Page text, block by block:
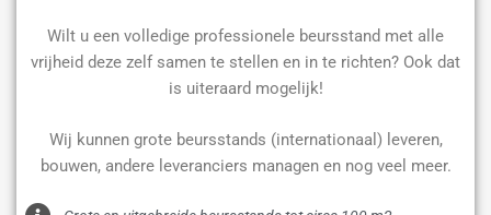
Wilt u een volledige professionele beursstand met alle
vrijheid deze zelf samen te stellen en in te richten? Ook dat
is uiteraard mogelijk!
Wij kunnen grote beursstands (internationaal) leveren,
bouwen, andere leveranciers managen en nog veel meer.